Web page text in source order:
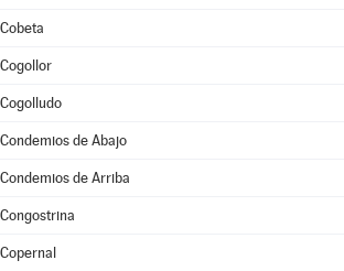
Cobeta
Cogollor
Cogolludo
Condemios de Abajo
Condemios de Arriba
Congostrina
Copernal